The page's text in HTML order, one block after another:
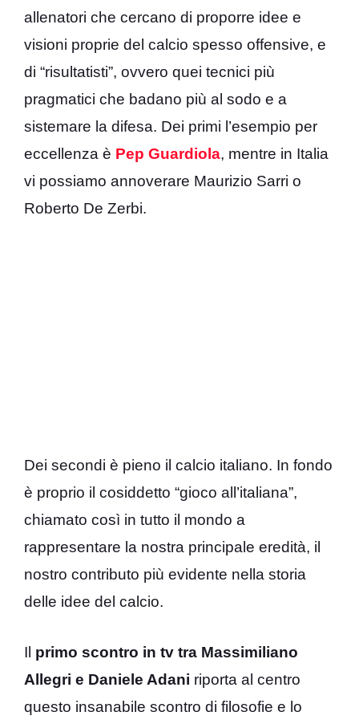
allenatori che cercano di proporre idee e
visioni proprie del calcio spesso offensive, e
di “risultatisti”, ovvero quei tecnici più
pragmatici che badano più al sodo e a
sistemare la difesa. Dei primi l’esempio per
eccellenza è Pep Guardiola, mentre in Italia
vi possiamo annoverare Maurizio Sarri o
Roberto De Zerbi.
Dei secondi è pieno il calcio italiano. In fondo
è proprio il cosiddetto “gioco all’italiana”,
chiamato così in tutto il mondo a
rappresentare la nostra principale eredità, il
nostro contributo più evidente nella storia
delle idee del calcio.
Il primo scontro in tv tra Massimiliano
Allegri e Daniele Adani riporta al centro
questo insanabile scontro di filosofie e lo